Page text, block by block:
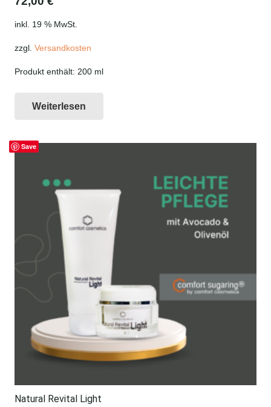
inkl. 19 % MwSt.
zzgl. Versandkosten
Produkt enthält: 200 ml
Weiterlesen
Save
Natural Revital Light